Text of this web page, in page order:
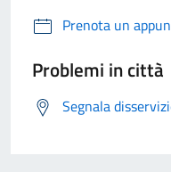
Prenota un
Problemi in città
Segnala